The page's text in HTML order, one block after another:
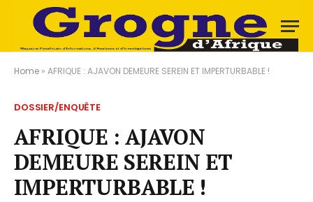
Home » AFRIQUE : AJAVON DEMEURE SEREIN ET IMPERTURBABLE !
DOSSIER/ENQUÊTE
AFRIQUE : AJAVON
DEMEURE SEREIN ET
IMPERTURBABLE !